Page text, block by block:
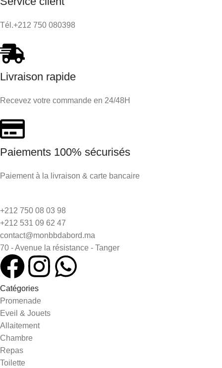
Tél.+212 750 080398
Livraison rapide
Recevez votre commande en 24/48H
Paiements 100% sécurisés
Paiement à la livraison & carte bancaire
+212 750 08 03 98
+212 531 09 62 47
contact@monbbdabord.ma
70 - Avenue la résistance - Tanger
Catégories
Promenade
Eveil & Jouets
Allaitement
Chambre
Repas
Toilette